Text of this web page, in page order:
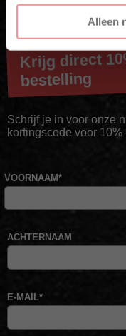
Alleen
Krijg direct
bestelling
Schrijf je in voor onze
kortingscode voor 10%
VOORNAAM*
ACHTERNAAM
E-MAIL*